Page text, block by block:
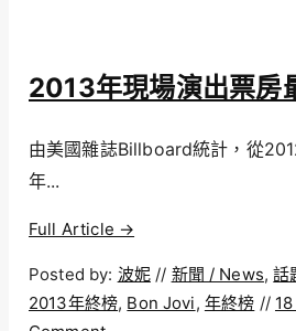
2013年現場演出票房
由美國雜誌Billboard統計，從
年...
Full Article →
Posted by: 波妮 // 新聞 / News,話
2013年終榜, Bon Jovi, 年終榜 //